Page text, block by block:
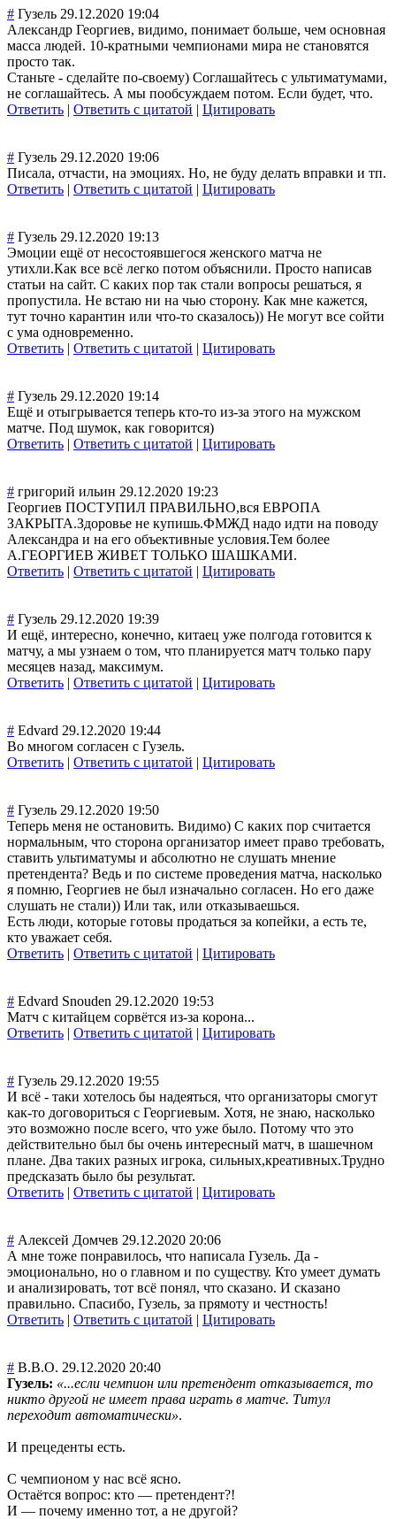
# Гузель 29.12.2020 19:04
Александр Георгиев, видимо, понимает больше, чем основная
масса людей. 10-кратными чемпионами мира не становятся
просто так.
Станьте - сделайте по-своему) Соглашайтесь с ультиматумами,
не соглашайтесь. А мы пообсуждаем потом. Если будет, что.
Ответить | Ответить с цитатой | Цитировать
# Гузель 29.12.2020 19:06
Писала, отчасти, на эмоциях. Но, не буду делать вправки и тп.
Ответить | Ответить с цитатой | Цитировать
# Гузель 29.12.2020 19:13
Эмоции ещё от несостоявшегося женского матча не
утихли.Как все всё легко потом объяснили. Просто написав
статьи на сайт. С каких пор так стали вопросы решаться, я
пропустила. Не встаю ни на чью сторону. Как мне кажется,
тут точно карантин или что-то сказалось)) Не могут все сойти
с ума одновременно.
Ответить | Ответить с цитатой | Цитировать
# Гузель 29.12.2020 19:14
Ещё и отыгрывается теперь кто-то из-за этого на мужском
матче. Под шумок, как говорится)
Ответить | Ответить с цитатой | Цитировать
# григорий ильин 29.12.2020 19:23
Георгиев ПОСТУПИЛ ПРАВИЛЬНО,вся ЕВРОПА
ЗАКРЫТА.Здоровье не купишь.ФМЖД надо идти на поводу
Александра и на его объективные условия.Тем более
А.ГЕОРГИЕВ ЖИВЕТ ТОЛЬКО ШАШКАМИ.
Ответить | Ответить с цитатой | Цитировать
# Гузель 29.12.2020 19:39
И ещё, интересно, конечно, китаец уже полгода готовится к
матчу, а мы узнаем о том, что планируется матч только пару
месяцев назад, максимум.
Ответить | Ответить с цитатой | Цитировать
# Edvard 29.12.2020 19:44
Во многом согласен с Гузель.
Ответить | Ответить с цитатой | Цитировать
# Гузель 29.12.2020 19:50
Теперь меня не остановить. Видимо) С каких пор считается
нормальным, что сторона организатор имеет право требовать,
ставить ультиматумы и абсолютно не слушать мнение
претендента? Ведь и по системе проведения матча, насколько
я помню, Георгиев не был изначально согласен. Но его даже
слушать не стали)) Или так, или отказываешься.
Есть люди, которые готовы продаться за копейки, а есть те,
кто уважает себя.
Ответить | Ответить с цитатой | Цитировать
# Edvard Snouden 29.12.2020 19:53
Матч с китайцем сорвётся из-за корона...
Ответить | Ответить с цитатой | Цитировать
# Гузель 29.12.2020 19:55
И всё - таки хотелось бы надеяться, что организаторы смогут
как-то договориться с Георгиевым. Хотя, не знаю, насколько
это возможно после всего, что уже было. Потому что это
действительно был бы очень интересный матч, в шашечном
плане. Два таких разных игрока, сильных,креативных.Трудно
предсказать было бы результат.
Ответить | Ответить с цитатой | Цитировать
# Алексей Домчев 29.12.2020 20:06
А мне тоже понравилось, что написала Гузель. Да -
эмоционально, но о главном и по существу. Кто умеет думать
и анализировать, тот всё понял, что сказано. И сказано
правильно. Спасибо, Гузель, за прямоту и честность!
Ответить | Ответить с цитатой | Цитировать
# В.В.О. 29.12.2020 20:40
Гузель: «...если чемпион или претендент отказывается, то
никто другой не имеет права играть в матче. Титул
переходит автоматически».
И прецеденты есть.
С чемпионом у нас всё ясно.
Остаётся вопрос: кто — претендент?!
И — почему именно тот, а не другой?